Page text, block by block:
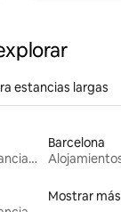
estancias largas
Alojamientos para estancias largas
Barcelona
Mostrar más